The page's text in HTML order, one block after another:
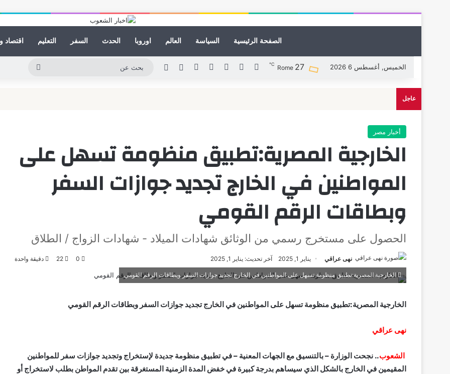
الصفحة الرئيسية السياسة العالم اوروبا الحدث السفر التعليم اقتصاد
الخميس, أغسطس 6 2026 Rome 27
℃ فيسبوك لينكدإنيوتيوب انستقراممقال عشوائي
الوضع المظلم
عاجل
أخبار مصر
الخارجية المصرية:تطبيق منظومة تسهل على
المواطنين في الخارج تجديد جوازات السفر
وبطاقات الرقم القومي
الحصول على مستخرج رسمي من الوثائق شهادات الميلاد - شهادات الزواج / الطلاق
نهى عراقي يناير 1, 2025 آخر تحديث: يناير 1, 2025 0
22 دقيقة واحدة
الخارجية المصرية:تطبيق منظومة تسهل على المواطنين في الخارج تجديد جوازات السفر وبطاقات الرقم القومي
الخارجية المصرية:تطبيق منظومة تسهل على المواطنين في الخارج تجديد جوازات السفر وبطاقات الرقم القومي
نهى عراقي
الشعوب.. نجحت الوزارة – بالتنسيق مع الجهات المعنية – في تطبيق منظومة جديدة لإستخراج وتجديد جوازات سفر للمواطنين
المقيمين في الخارج بالشكل الذي سيساهم بدرجة كبيرة في خفض المدة الزمنية المستغرقة بين تقدم المواطن بطلب لاستخراج أو